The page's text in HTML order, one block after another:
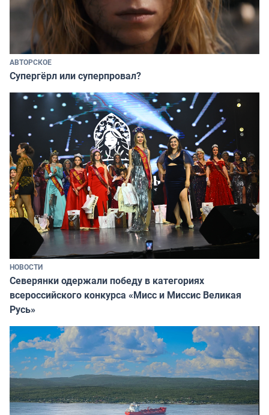
АВТОРСКОЕ
Супергёрл или суперпровал?
НОВОСТИ
Северянки одержали победу в категориях
всероссийского конкурса «Мисс и Миссис Великая
Русь»